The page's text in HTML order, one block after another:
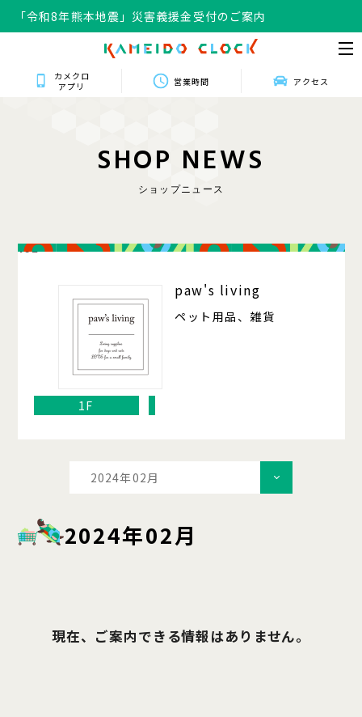
「令和8年熊本地震」災害義援金受付のご案内
カメクロ
アプリ
営業時間 アクセス
SHOP NEWS
ショップニュース
102
paw's living
ペット用品、雑貨
1F
2024年02月
2024年02月
現在、ご案内できる情報はありません。